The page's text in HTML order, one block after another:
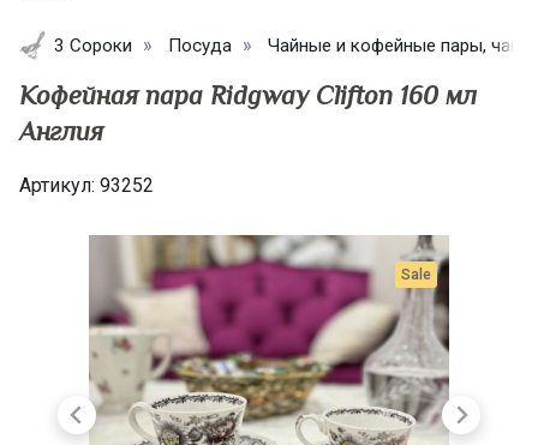
3 Сороки Посуда Чайные и кофейные пары,
Кофейная пара Ridgway Clifton 160 мл
Англия
Артикул: 93252
Sale